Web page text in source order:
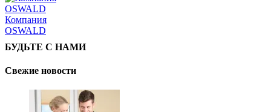
Компания
OSWALD
БУДЬТЕ С НАМИ
Свежие новости